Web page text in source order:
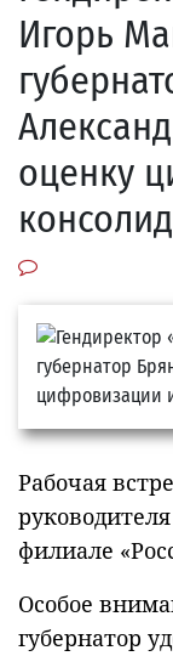
Игорь
оценку
Рабочая
филиале
Особое
губернатор